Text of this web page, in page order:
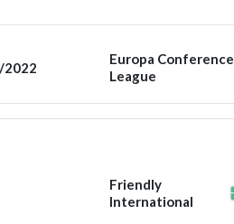
2022
Europa Conference
League
Friendly
International